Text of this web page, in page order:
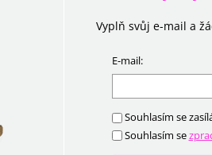
Vyplň svůj e-mail a
E-mail:
Souhlasím se
Souhlasím se